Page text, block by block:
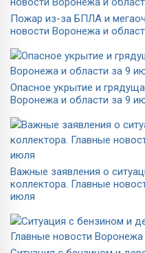
Пожар из-за БПЛА и
новости Воронежа и
Опасное укрытие и
Воронежа и области за 9
Важные заявления о
коллектора. Главные
июля